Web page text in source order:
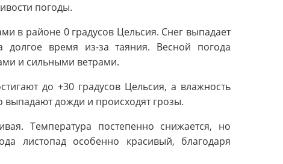
погоды.
в районе 0 градусов Цельсия. Снег выпадает
долгое время из-за таяния. Весной погода
и сильными ветрами.
до +30 градусов Цельсия, а влажность
выпадают дожди и происходят грозы.
Температура постепенно снижается, но
листопад особенно красивый, благодаря